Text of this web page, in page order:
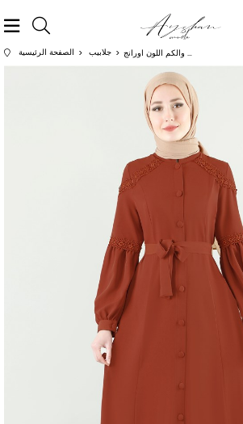
الصفحة الرئيسية جلابيب عباية لها دانتيل على الكتف والكم اللون اورانج